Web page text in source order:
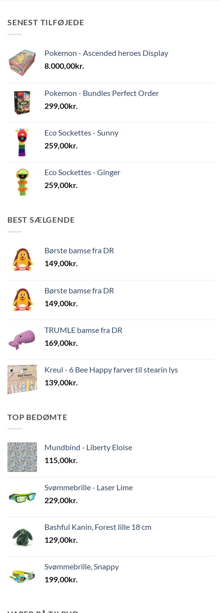
SENEST TILFØJEDE
Pokemon - Ascended heroes Display
8.000,00kr.
Pokemon - Bundles Perfect Order
299,00kr.
Eco Sockettes - Sunny
259,00kr.
Eco Sockettes - Ginger
259,00kr.
BEST SÆLGENDE
Børste bamse fra DR
149,00kr.
Børste bamse fra DR
149,00kr.
TRUMLE bamse fra DR
169,00kr.
Kreul - 6 Bee Happy farver til stearin lys
139,00kr.
TOP BEDØMTE
Mundbind - Liberty Eloise
115,00kr.
Svømmebrille - Laser Lime
229,00kr.
Bashful Kanin, Forest lille 18 cm
129,00kr.
Svømmebrille, Snappy
199,00kr.